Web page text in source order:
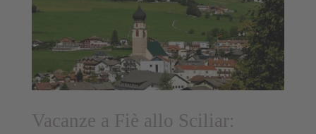
Vacanze a Fiè allo Sciliar: